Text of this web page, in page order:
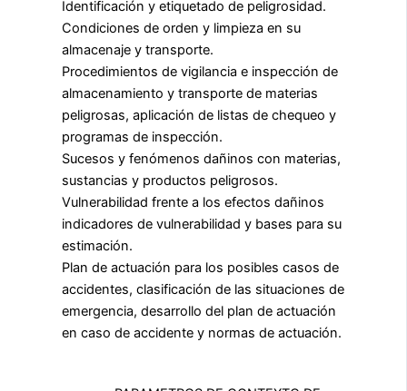
Identificación y etiquetado de peligrosidad.
Condiciones de orden y limpieza en su
almacenaje y transporte.
Procedimientos de vigilancia e inspección de
almacenamiento y transporte de materias
peligrosas, aplicación de listas de chequeo y
programas de inspección.
Sucesos y fenómenos dañinos con materias,
sustancias y productos peligrosos.
Vulnerabilidad frente a los efectos dañinos
indicadores de vulnerabilidad y bases para su
estimación.
Plan de actuación para los posibles casos de
accidentes, clasificación de las situaciones de
emergencia, desarrollo del plan de actuación
en caso de accidente y normas de actuación.